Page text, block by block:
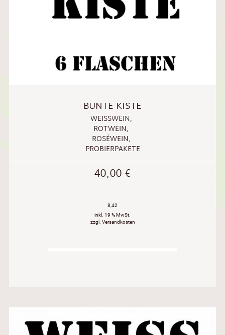
BUNTE KISTE
WEISSWEIN ,
ROTWEIN,
ROSÉWEIN,
PROBIERPAKETE
40,00€
8,42
inkl. 19 % MwSt.
zzgl. Versandkosten